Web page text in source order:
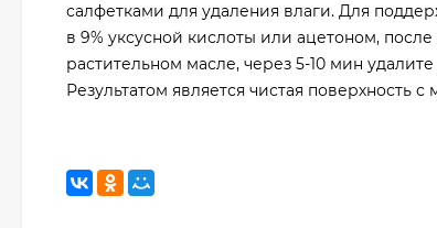
салфетками для удаления влаги. Для
в 9% уксусной кислоты или ацетоном,
растительном масле, через 5-10 мин
Результатом является чистая поверхность